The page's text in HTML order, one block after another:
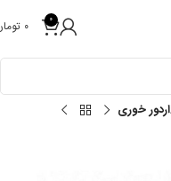
0
0
اردور خوری